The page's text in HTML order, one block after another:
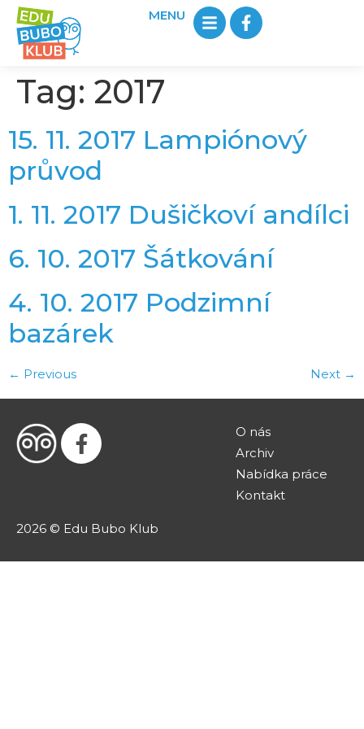
MENU
Tag: 2017
15. 11. 2017 Lampiónový
průvod
1. 11. 2017 Dušičkoví andílci
6. 10. 2017 Šátkování
4. 10. 2017 Podzimní
bazárek
← Previous Next →
O nás
Archiv
Nabídka práce
Kontakt
2026 © Edu Bubo Klub